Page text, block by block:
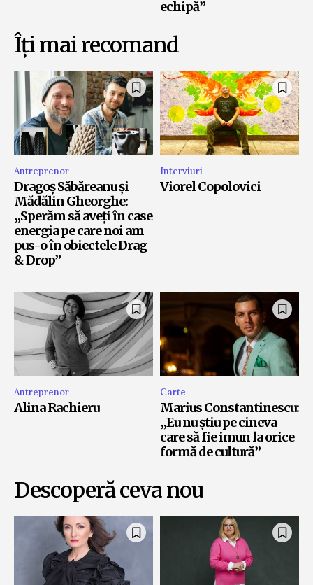
echipă”
Îți mai recomand
Antreprenor
Dragoș Săbăreanu și
Mădălin Gheorghe:
„Sperăm să aveți în case
energia pe care noi am
pus-o în obiectele Drag
& Drop”
Interviuri
Viorel Copolovici
Antreprenor
Alina Rachieru
Carte
Marius Constantinescu:
„Eu nu știu pe cineva
care să fie imun la orice
formă de cultură”
Descoperă ceva nou